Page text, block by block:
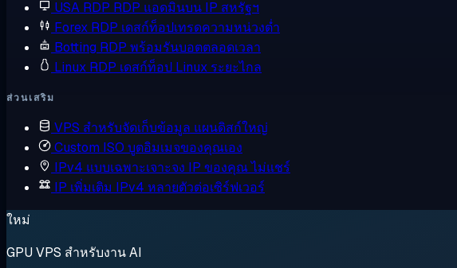
USA RDP RDP แอดมินบน IP สหรัฐฯ
Forex RDP เดสก์ท็อปเทรดความหน่วงต่ำ
Botting RDP พร้อมรันบอตตลอดเวลา
Linux RDP เดสก์ท็อป Linux ระยะไกล
ส่วนเสริม
VPS สำหรับจัดเก็บข้อมูล แผนดิสก์ใหญ่
Custom ISO บูตอิมเมจของคุณเอง
IPv4 แบบเฉพาะเจาะจง IP ของคุณ ไม่แชร์
IP เพิ่มเติม IPv4 หลายตัวต่อเซิร์ฟเวอร์
ใหม่
GPU VPS สำหรับงาน AI